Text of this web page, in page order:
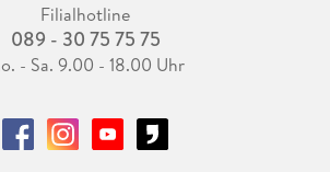
Filialhotline
089 - 30 75 75 75
- Sa. 9.00 - 18.00 Uhr